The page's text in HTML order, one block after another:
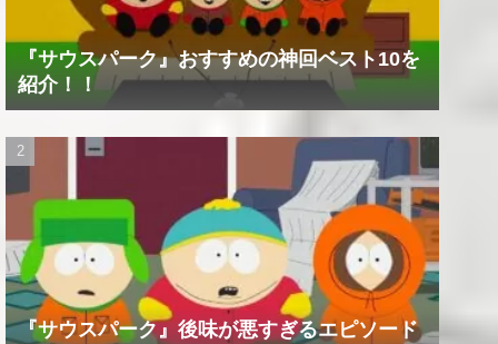
『サウスパーク』おすすめの神回ベスト10を
紹介！！
『サウスパーク』後味が悪すぎるエピソード